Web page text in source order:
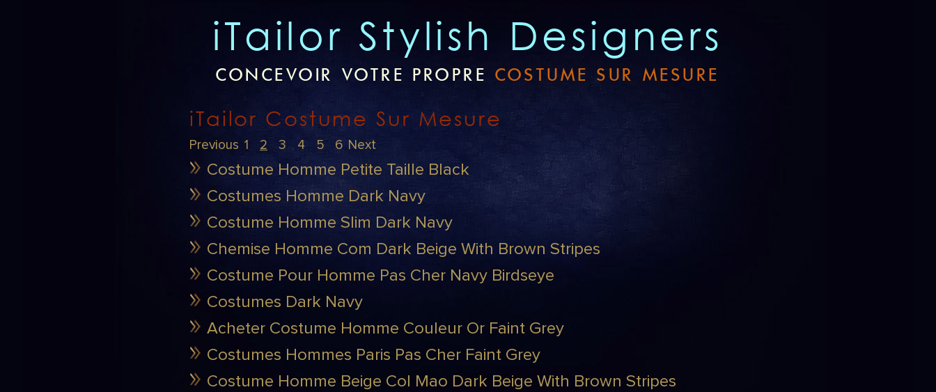
iTailor Stylish Designers
CONCEVOIR VOTRE PROPRE COSTUME SUR MESURE
iTailor Costume Sur Mesure
Previous 1 2 3 4 5 6 Next
Costume Homme Petite Taille Black
Costumes Homme Dark Navy
Costume Homme Slim Dark Navy
Chemise Homme Com Dark Beige With Brown Stripes
Costume Pour Homme Pas Cher Navy Birdseye
Costumes Dark Navy
Acheter Costume Homme Couleur Or Faint Grey
Costumes Hommes Paris Pas Cher Faint Grey
Costume Homme Beige Col Mao Dark Beige With Brown Stripes